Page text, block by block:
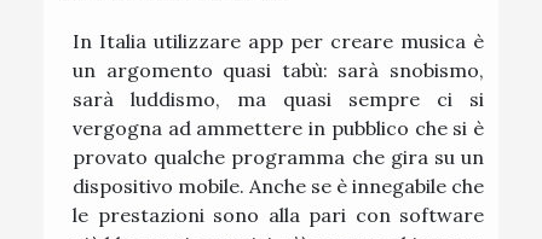
In Italia utilizzare app per creare musica è
un argomento quasi tabù: sarà snobismo,
sarà luddismo, ma quasi sempre ci si
vergogna ad ammettere in pubblico che si è
provato qualche programma che gira su un
dispositivo mobile. Anche se è innegabile che
le prestazioni sono alla pari con software